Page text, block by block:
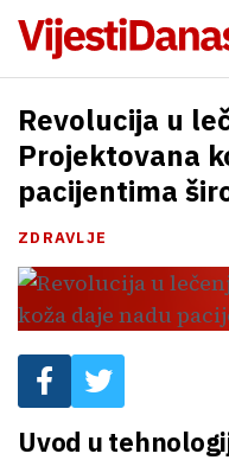
Revolucija u
Projektovana
pacijentima
ZDRAVLJE
Uvod u